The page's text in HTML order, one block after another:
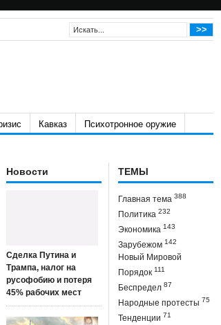
Кавказ
Психотронное оружие
Новости
Сделка Путина и
Трампа, налог на
русофобию и потеря
45% рабочих мест
ТЕМЫ
Главная тема 388
Политика 232
Экономика 143
Зарубежом 142
Новый Мировой
Порядок 111
Беспредел 87
Народные протесты 75
Тенденции 71